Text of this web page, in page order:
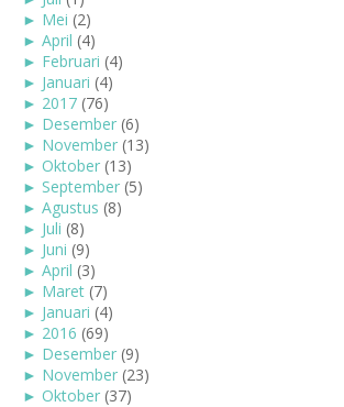
► Mei (2)
► April (4)
► Februari (4)
► Januari (4)
► 2017 (76)
► Desember (6)
► November (13)
► Oktober (13)
► September (5)
► Agustus (8)
► Juli (8)
► Juni (9)
► April (3)
► Maret (7)
► Januari (4)
► 2016 (69)
► Desember (9)
► November (23)
► Oktober (37)